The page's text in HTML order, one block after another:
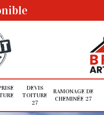
DEVIS
TOITURE
27
RAMONAGE DE
CHEMINÉE 27